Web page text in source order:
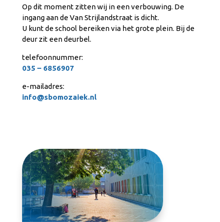
Op dit moment zitten wij in een verbouwing. De
ingang aan de Van Strijlandstraat is dicht.
U kunt de school bereiken via het grote plein. Bij de
deur zit een deurbel.
telefoonnummer:
035 – 6856907
e-mailadres:
info@sbomozaiek.nl